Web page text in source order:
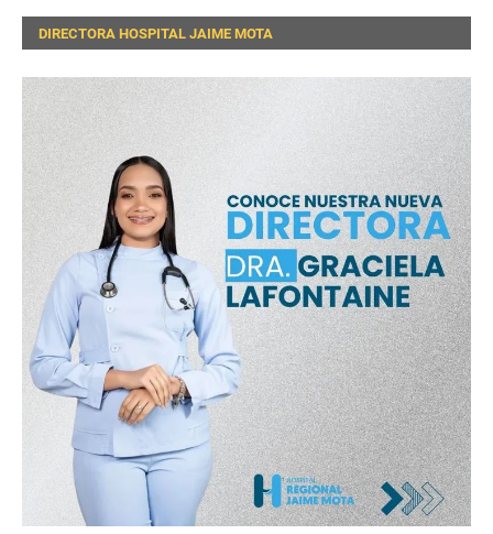
DIRECTORA HOSPITAL JAIME MOTA